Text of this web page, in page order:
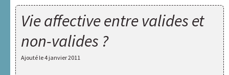
HAXY
A
propos
Vie affective entre valides et
non-valides ?
Ajouté le4 janvier 2011